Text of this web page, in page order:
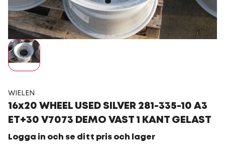
WIELEN
16x20 WHEEL USED SILVER 281-335-10 A3
ET+30 V7073 DEMO VAST 1 KANT GELAST
Logga in och se ditt pris och lager